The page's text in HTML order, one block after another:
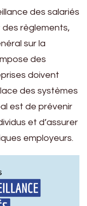
des salariés
des règlements,
sur la
des
doivent
des systèmes
est de prévenir
et d’assurer
employeurs.